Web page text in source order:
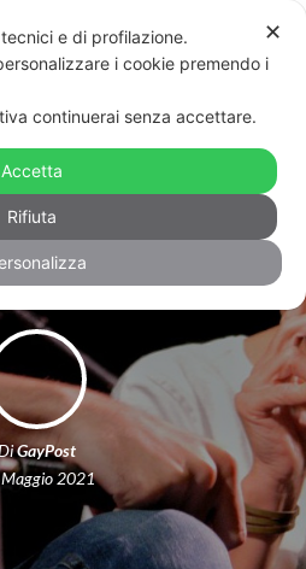
tempo della
in piazza per una
migliore
GayPost
2021
✕
e di profilazione.
i cookie premendo i
continuerai senza accettare.
Accetta
Rifiuta